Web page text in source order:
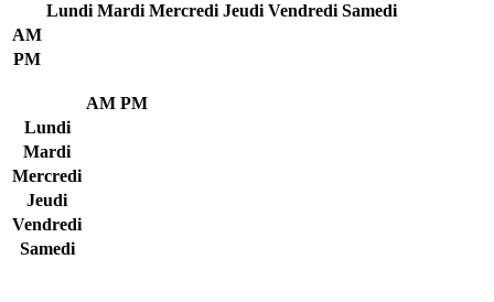
Lundi Mardi Mercredi Jeudi Vendredi Samedi
AM
PM
AM PM
Lundi
Mardi
Mercredi
Jeudi
Vendredi
Samedi